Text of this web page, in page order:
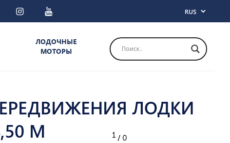
ЛОДОЧНЫЕ
МОТОРЫ
ЛОДКИ
М
1 / 0